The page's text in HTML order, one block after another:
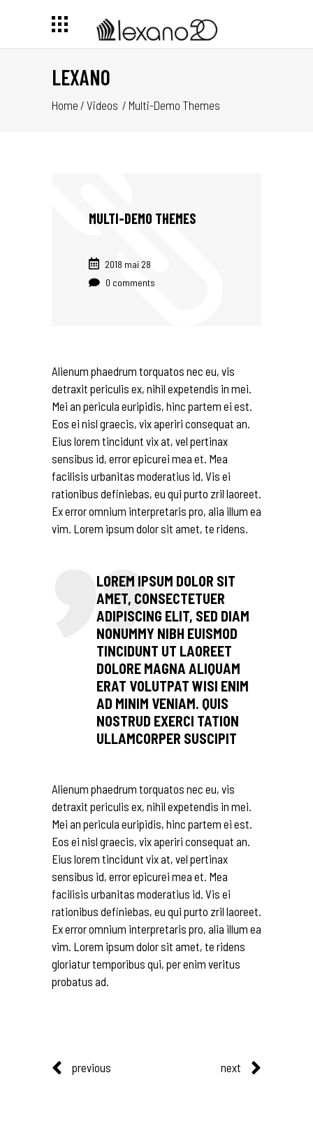
LEXANO
Home / Videos / Multi-Demo Themes
MULTI-DEMO THEMES
2018 mai 28
0 comments
Alienum phaedrum torquatos nec eu, vis
detraxit periculis ex, nihil expetendis in mei.
Mei an pericula euripidis, hinc partem ei est.
Eos ei nisl graecis, vix aperiri consequat an.
Eius lorem tincidunt vix at, vel pertinax
sensibus id, error epicurei mea et. Mea
facilisis urbanitas moderatius id. Vis ei
rationibus definiebas, eu qui purto zril laoreet.
Ex error omnium interpretaris pro, alia illum ea
vim. Lorem ipsum dolor sit amet, te ridens.
LOREM IPSUM DOLOR SIT
AMET, CONSECTETUER
ADIPISCING ELIT, SED DIAM
NONUMMY NIBH EUISMOD
TINCIDUNT UT LAOREET
DOLORE MAGNA ALIQUAM
ERAT VOLUTPAT WISI ENIM
AD MINIM VENIAM. QUIS
NOSTRUD EXERCI TATION
ULLAMCORPER SUSCIPIT
Alienum phaedrum torquatos nec eu, vis
detraxit periculis ex, nihil expetendis in mei.
Mei an pericula euripidis, hinc partem ei est.
Eos ei nisl graecis, vix aperiri consequat an.
Eius lorem tincidunt vix at, vel pertinax
sensibus id, error epicurei mea et. Mea
facilisis urbanitas moderatius id. Vis ei
rationibus definiebas, eu qui purto zril laoreet.
Ex error omnium interpretaris pro, alia illum ea
vim. Lorem ipsum dolor sit amet, te ridens
gloriatur temporibus qui, per enim veritus
probatus ad.
previous next